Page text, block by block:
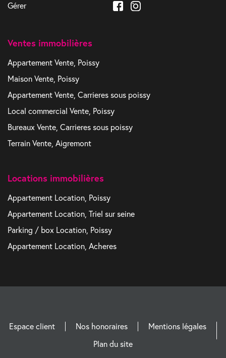
Gérer
Ventes immobilières
Appartement Vente, Poissy
Maison Vente, Poissy
Appartement Vente, Carrieres sous poissy
Local commercial Vente, Poissy
Bureaux Vente, Carrieres sous poissy
Terrain Vente, Aigremont
Locations immobilières
Appartement Location, Poissy
Appartement Location, Triel sur seine
Parking / box Location, Poissy
Appartement Location, Acheres
Espace client Nos honoraires
Mentions légales
Plan du site